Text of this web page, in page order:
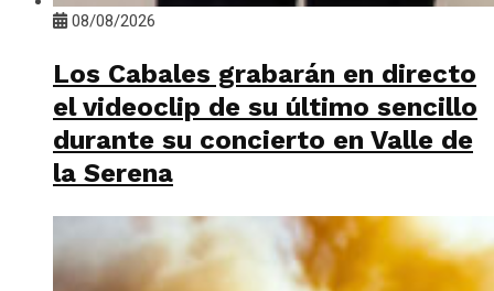
08/08/2026
Los Cabales grabarán en directo
el videoclip de su último sencillo
durante su concierto en Valle de
la Serena